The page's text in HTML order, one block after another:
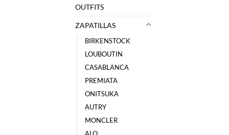
OUTFITS
ZAPATILLAS
BIRKENSTOCK
LOUBOUTIN
CASABLANCA
PREMIATA
ONITSUKA
AUTRY
MONCLER
ALO